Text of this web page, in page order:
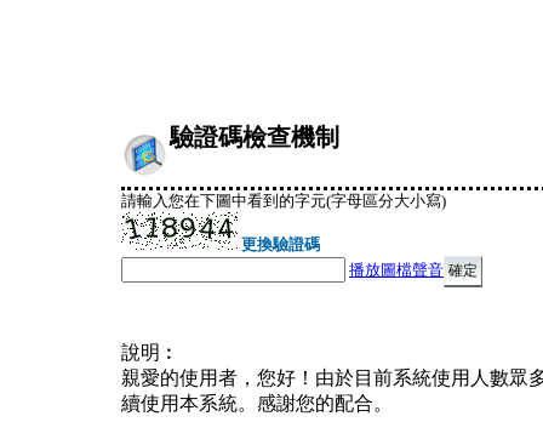
驗證碼檢查機制
請輸入您在下圖中看到的字元(字母區分大小寫)
更換驗證碼
播放圖檔聲音
說明︰
親愛的使用者，您好！由於目前系統使用人數眾
續使用本系統。感謝您的配合。